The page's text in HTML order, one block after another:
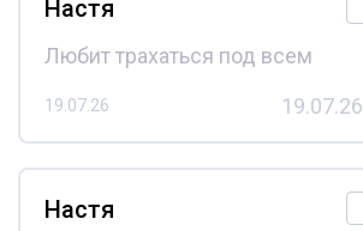
Настя
Любит трахаться под всем
19.07.26 19.07.26
Настя